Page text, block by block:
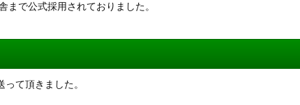
まで公式採用されておりました。
て頂きました。